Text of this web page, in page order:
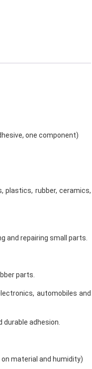
one component)
plastics, rubber, ceramics,
and repairing small parts.
parts.
automobiles and
adhesion.
material and humidity)